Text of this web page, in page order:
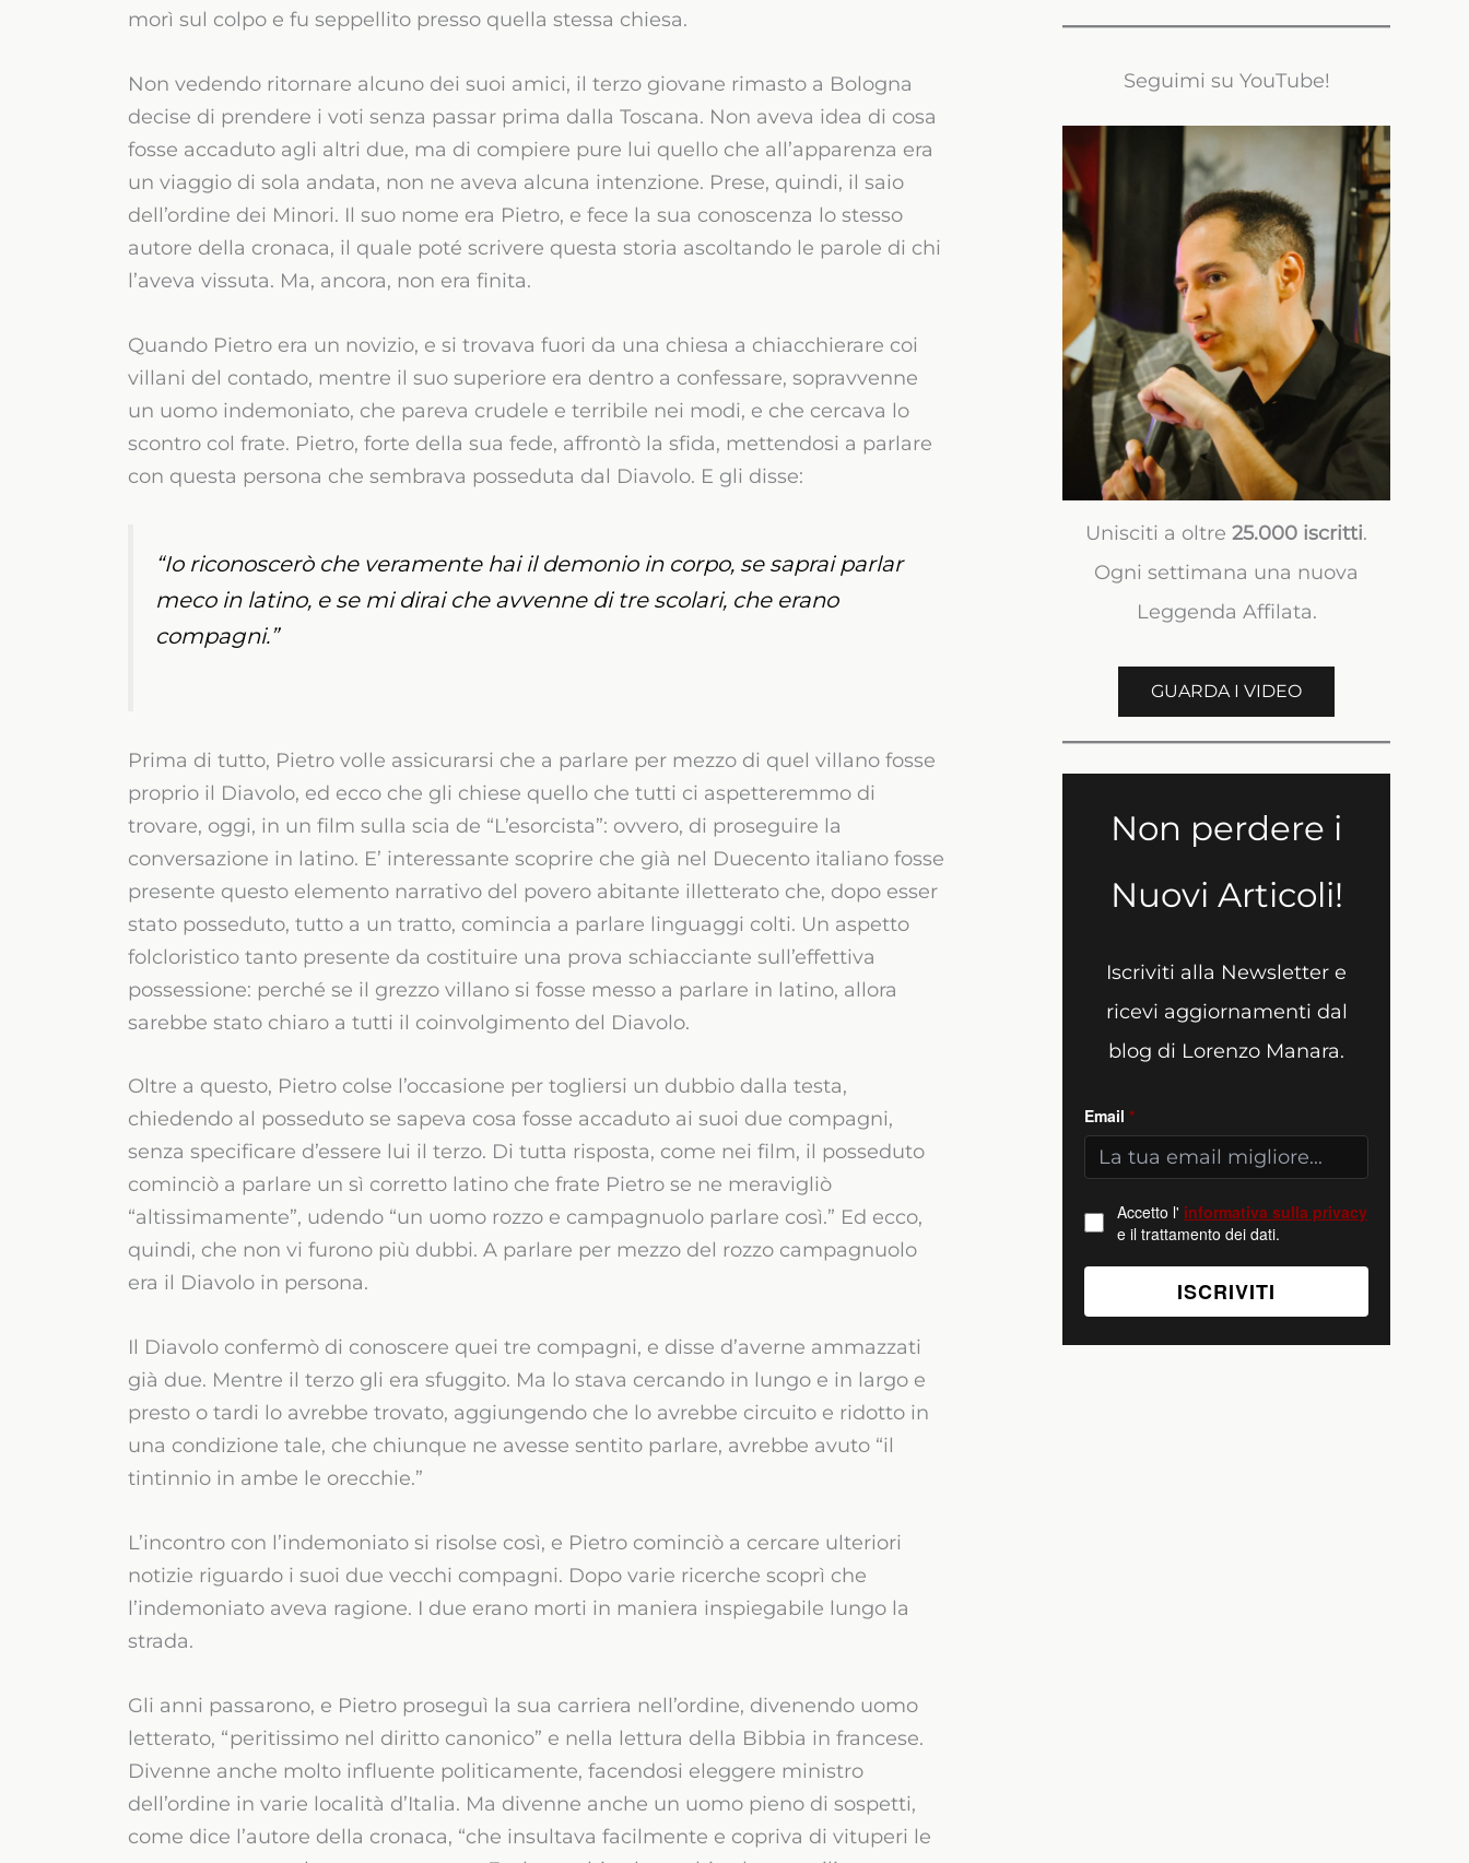
morì sul colpo e fu seppellito presso quella stessa chiesa.
Non vedendo ritornare alcuno dei suoi amici, il terzo giovane rimasto a Bologna
decise di prendere i voti senza passar prima dalla Toscana. Non aveva idea di cosa
fosse accaduto agli altri due, ma di compiere pure lui quello che all’apparenza era
un viaggio di sola andata, non ne aveva alcuna intenzione. Prese, quindi, il saio
dell’ordine dei Minori. Il suo nome era Pietro, e fece la sua conoscenza lo stesso
autore della cronaca, il quale poté scrivere questa storia ascoltando le parole di chi
l’aveva vissuta. Ma, ancora, non era finita.
Quando Pietro era un novizio, e si trovava fuori da una chiesa a chiacchierare coi
villani del contado, mentre il suo superiore era dentro a confessare, sopravvenne
un uomo indemoniato, che pareva crudele e terribile nei modi, e che cercava lo
scontro col frate. Pietro, forte della sua fede, affrontò la sfida, mettendosi a parlare
con questa persona che sembrava posseduta dal Diavolo. E gli disse:
“Io riconoscerò che veramente hai il demonio in corpo, se saprai parlar
meco in latino, e se mi dirai che avvenne di tre scolari, che erano
compagni.”
Prima di tutto, Pietro volle assicurarsi che a parlare per mezzo di quel villano fosse
proprio il Diavolo, ed ecco che gli chiese quello che tutti ci aspetteremmo di
trovare, oggi, in un film sulla scia de “L’esorcista”: ovvero, di proseguire la
conversazione in latino. E’ interessante scoprire che già nel Duecento italiano fosse
presente questo elemento narrativo del povero abitante illetterato che, dopo esser
stato posseduto, tutto a un tratto, comincia a parlare linguaggi colti. Un aspetto
folcloristico tanto presente da costituire una prova schiacciante sull’effettiva
possessione: perché se il grezzo villano si fosse messo a parlare in latino, allora
sarebbe stato chiaro a tutti il coinvolgimento del Diavolo.
Oltre a questo, Pietro colse l’occasione per togliersi un dubbio dalla testa,
chiedendo al posseduto se sapeva cosa fosse accaduto ai suoi due compagni,
senza specificare d’essere lui il terzo. Di tutta risposta, come nei film, il posseduto
cominciò a parlare un sì corretto latino che frate Pietro se ne meravigliò
“altissimamente”, udendo “un uomo rozzo e campagnuolo parlare così.” Ed ecco,
quindi, che non vi furono più dubbi. A parlare per mezzo del rozzo campagnuolo
era il Diavolo in persona.
Il Diavolo confermò di conoscere quei tre compagni, e disse d’averne ammazzati
già due. Mentre il terzo gli era sfuggito. Ma lo stava cercando in lungo e in largo e
presto o tardi lo avrebbe trovato, aggiungendo che lo avrebbe circuito e ridotto in
una condizione tale, che chiunque ne avesse sentito parlare, avrebbe avuto “il
tintinnio in ambe le orecchie.”
L’incontro con l’indemoniato si risolse così, e Pietro cominciò a cercare ulteriori
notizie riguardo i suoi due vecchi compagni. Dopo varie ricerche scoprì che
l’indemoniato aveva ragione. I due erano morti in maniera inspiegabile lungo la
strada.
Gli anni passarono, e Pietro proseguì la sua carriera nell’ordine, divenendo uomo
letterato, “peritissimo nel diritto canonico” e nella lettura della Bibbia in francese.
Divenne anche molto influente politicamente, facendosi eleggere ministro
dell’ordine in varie località d’Italia. Ma divenne anche un uomo pieno di sospetti,
come dice l’autore della cronaca, “che insultava facilmente e copriva di vituperi le
Seguimi su YouTube!
Unisciti a oltre 25.000 iscritti.
Ogni settimana una nuova
Leggenda Affilata.
GUARDA I VIDEO
Non perdere i
Nuovi Articoli!
Iscriviti alla Newsletter e
ricevi aggiornamenti dal
blog di Lorenzo Manara.
Email *
Accetto l' informativa sulla privacy
e il trattamento dei dati.